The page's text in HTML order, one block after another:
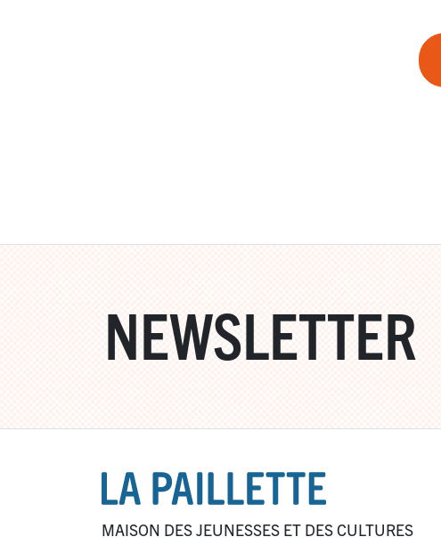
NEWSLETTER
MAISON DES JEUNESSES ET DES CULTURES